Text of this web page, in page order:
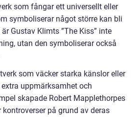
som fångar ett universellt eller
symboliserar något större kan bli
Gustav Klimts ”The Kiss” inte
utan den symboliserar också
som väcker starka känslor eller
uppmärksamhet och
skapade Robert Mapplethorpes
på grund av deras